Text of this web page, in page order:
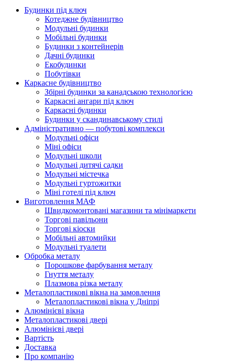
Будинки під ключ
Котеджне будівництво
Модульні будинки
Мобільні будинки
Будинки з контейнерів
Дачні будинки
Екобудинки
Побутівки
Каркасне будівництво
Збірні будинки за канадською технологією
Каркасні ангари під ключ
Каркасні будинки
Будинки у скандинавському стилі
Адміністративно — побутові комплекси
Модульні офіси
Міні офіси
Модульні школи
Модульні дитячі садки
Модульні містечка
Модульні гуртожитки
Міні готелі під ключ
Виготовлення МАФ
Швидкомонтовані магазини та мінімаркети
Торгові павільони
Торгові кіоски
Мобільні автомийки
Модульні туалети
Обробка металу
Порошкове фарбування металу
Гнуття металу
Плазмова різка металу
Металопластикові вікна на замовлення
Металопластикові вікна у Дніпрі
Алюмінієві вікна
Металопластикові двері
Алюмінієві двері
Вартість
Доставка
Про компанію